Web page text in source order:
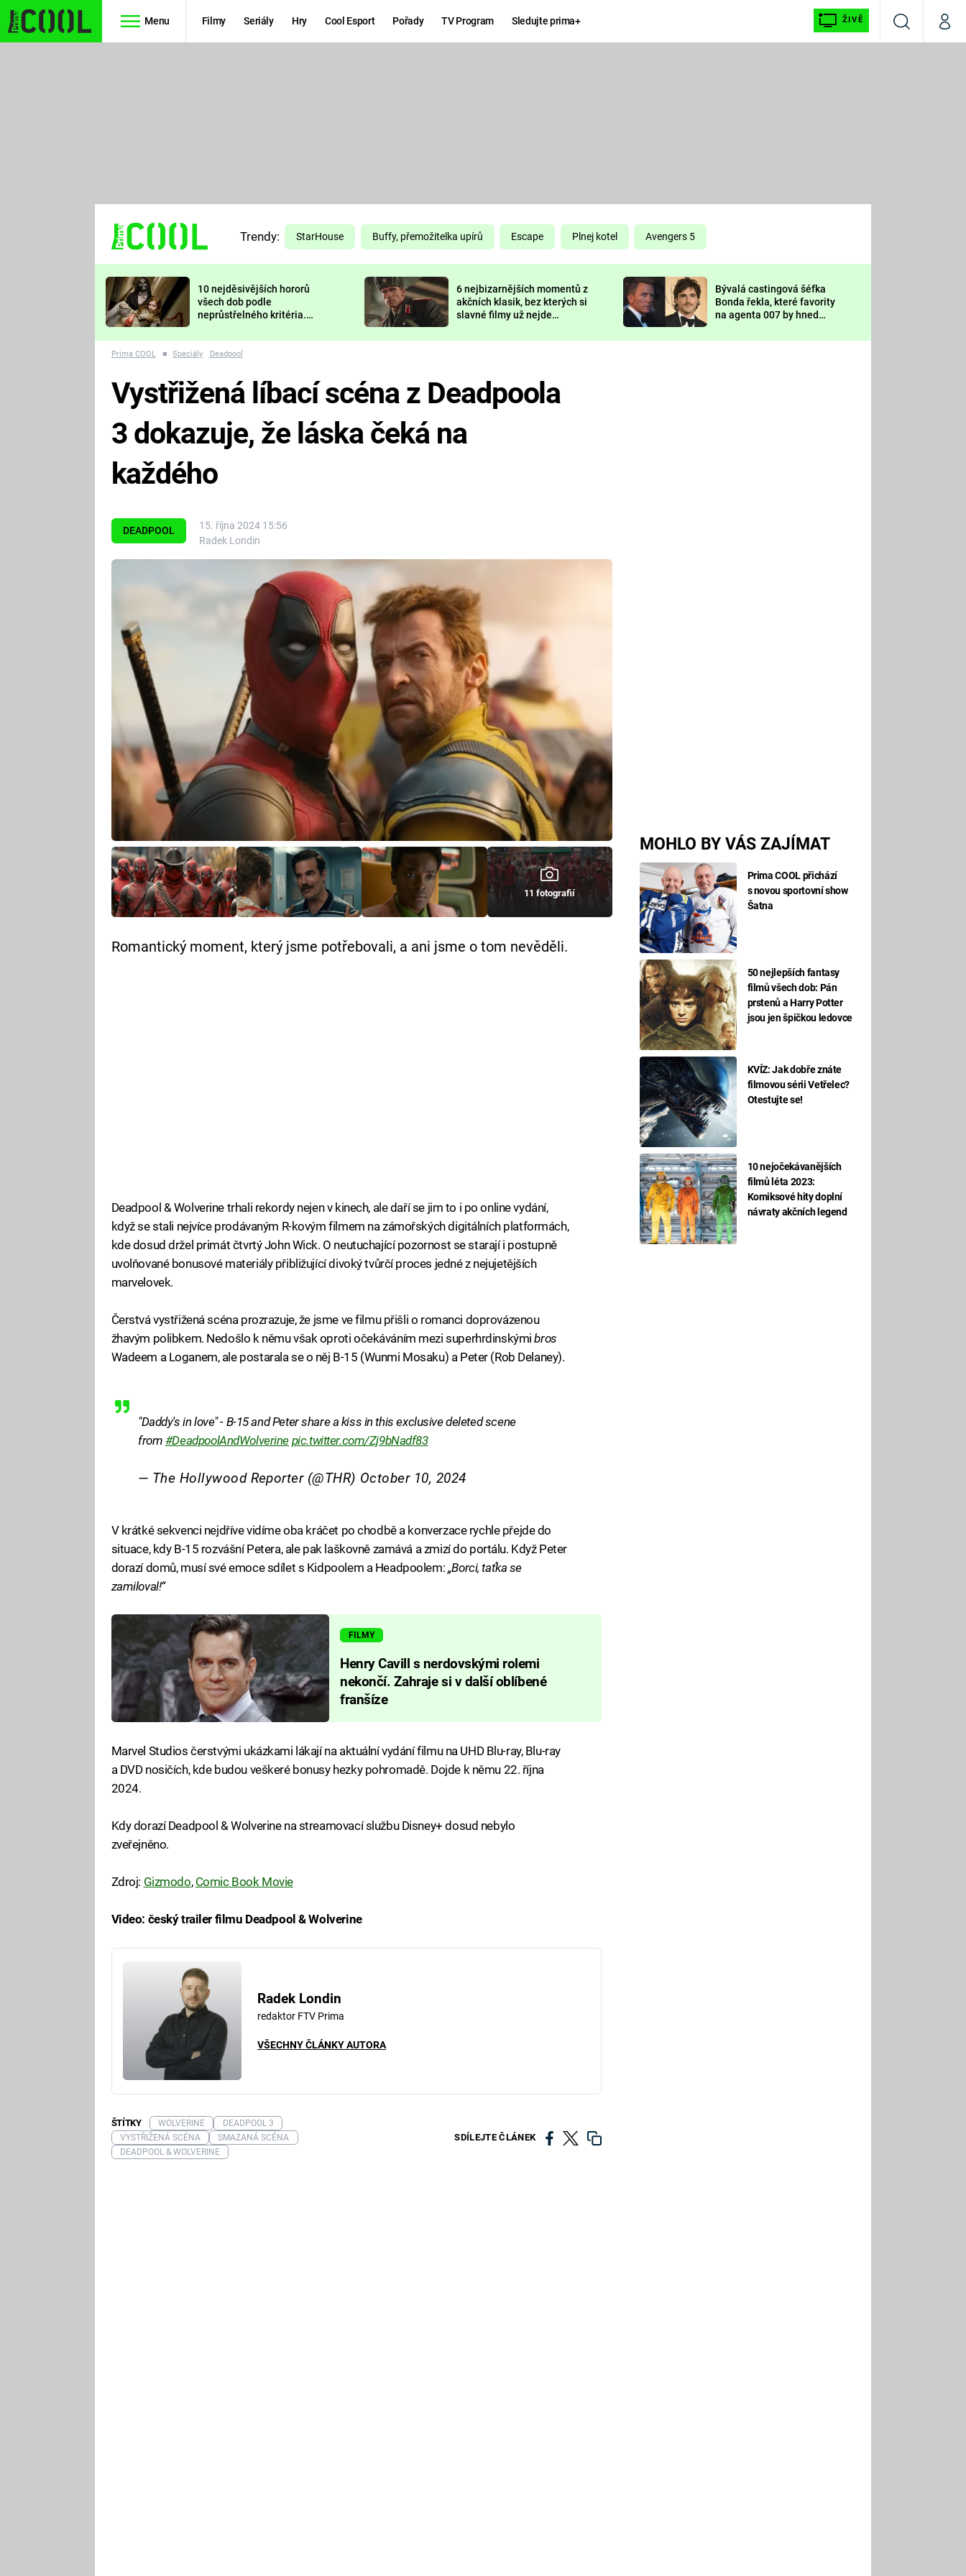
Menu Filmy Seriály Hry Cool Esport Pořady TV Program Sledujte prima+ ŽIVĚ
VyhledáváníMůj
TŘESKU
FUTURAMA
PREDÁTOR
DELIVERANCE
KOMEDIE
CHUCK
NORRIS
DEADPOOL
Prima LAJK
Sledujte nás
Trendy: StarHouse Buffy, přemožitelka upírů Escape Plnej kotel Avengers 5
10 nejděsivějších hororů
všech dob podle
neprůstřelného kritéria.
nejvíc zvednou tep?
6 nejbizarnějších momentů z
akčních klasik, bez kterých si
slavné filmy už nejde
Bývalá castingová šéfka
Bonda řekla, které favority
na agenta 007 by hned
Prima COOL ■ Speciály Deadpool
DEADPOOL
15. října 2024 15:56
Radek Londin
MOHLO BY VÁS ZAJÍMAT
Prima COOL přichází
s novou sportovní show
Šatna
50 nejlepších fantasy
filmů všech dob: Pán
prstenů a Harry Potter
jsou jen špičkou ledovce
KVÍZ: Jak dobře znáte
filmovou sérii Vetřelec?
Otestujte se!
10 nejočekávanějších
filmů léta 2023:
Komiksové hity doplní
návraty akčních legend
Vystřižená líbací scéna z Deadpoola
3 dokazuje, že láska čeká na
každého
11 fotografií
Romantický moment, který jsme potřebovali, a ani jsme o tom nevěděli.
Deadpool & Wolverine trhali rekordy nejen v kinech, ale daří se jim to i po online vydání,
když se stali nejvíce prodávaným R-kovým filmem na zámořských digitálních platformách,
kde dosud držel primát čtvrtý John Wick. O neutuchající pozornost se starají i postupně
uvolňované bonusové materiály přibližující divoký tvůrčí proces jedné z nejujetějších
marvelovek.
Čerstvá vystřižená scéna prozrazuje, že jsme ve filmu přišli o romanci doprovázenou
žhavým polibkem. Nedošlo k němu však oproti očekáváním mezi superhrdinskýmibros
Wadeem a Loganem, ale postarala se o něj B-15 (Wunmi Mosaku) a Peter (Rob Delaney).
"Daddy's in love" - B-15 and Peter share a kiss in this exclusive deleted scene
from #DeadpoolAndWolverine pic.twitter.com/Zj9bNadf83
— The Hollywood Reporter (@THR) October 10, 2024
V krátké sekvenci nejdříve vidíme oba kráčet po chodbě a konverzace rychle přejde do
situace, kdy B-15 rozvášní Petera, ale pak laškovně zamává a zmizí do portálu. Když Peter
dorazí domů, musí své emoce sdílet s Kidpoolem a Headpoolem: „Borci, taťka se
zamiloval!“
FILMY
Henry Cavill s nerdovskými rolemi
nekončí. Zahraje si v další oblíbené
franšíze
Marvel Studios čerstvými ukázkami lákají na aktuální vydání filmu na UHD Blu-ray, Blu-ray
a DVD nosičích, kde budou veškeré bonusy hezky pohromadě. Dojde k němu 22. října
2024.
Kdy dorazí Deadpool & Wolverine na streamovací službu Disney+ dosud nebylo
zveřejněno.
Zdroj: Gizmodo, Comic Book Movie
Video: český trailer filmu Deadpool & Wolverine
Radek Londin
redaktor FTV Prima
VŠECHNY ČLÁNKY AUTORA
SDÍLEJTE ČLÁNEK
ŠTÍTKY WOLVERINE
DEADPOOL 3
VYSTŘIŽENÁ SCÉNA
SMAZANÁ SCÉNA
DEADPOOL & WOLVERINE